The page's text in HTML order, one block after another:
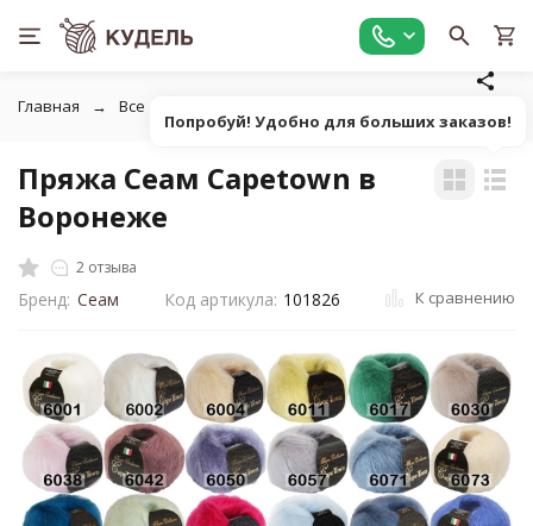
Главная Все для вязания
Пряжа Сеам Capetown в
Воронеже
2 отзыва
Бренд: Сеам Код артикула: 101826 К сравнению
Попробуй! Удобно для больших заказов!